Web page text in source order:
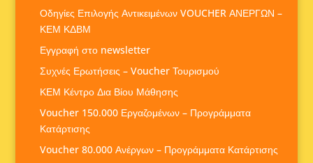
Οδηγίες Επιλογής Αντικειμένων VOUCHER ΑΝΕΡΓΩΝ –
ΚΕΜ ΚΔΒΜ
Εγγραφή στο newsletter
Συχνές Ερωτήσεις – Voucher Τουρισμού
ΚΕΜ Κέντρο Δια Βίου Μάθησης
Voucher 150.000 Εργαζομένων – Προγράμματα
Κατάρτισης
Voucher 80.000 Ανέργων – Προγράμματα Κατάρτισης